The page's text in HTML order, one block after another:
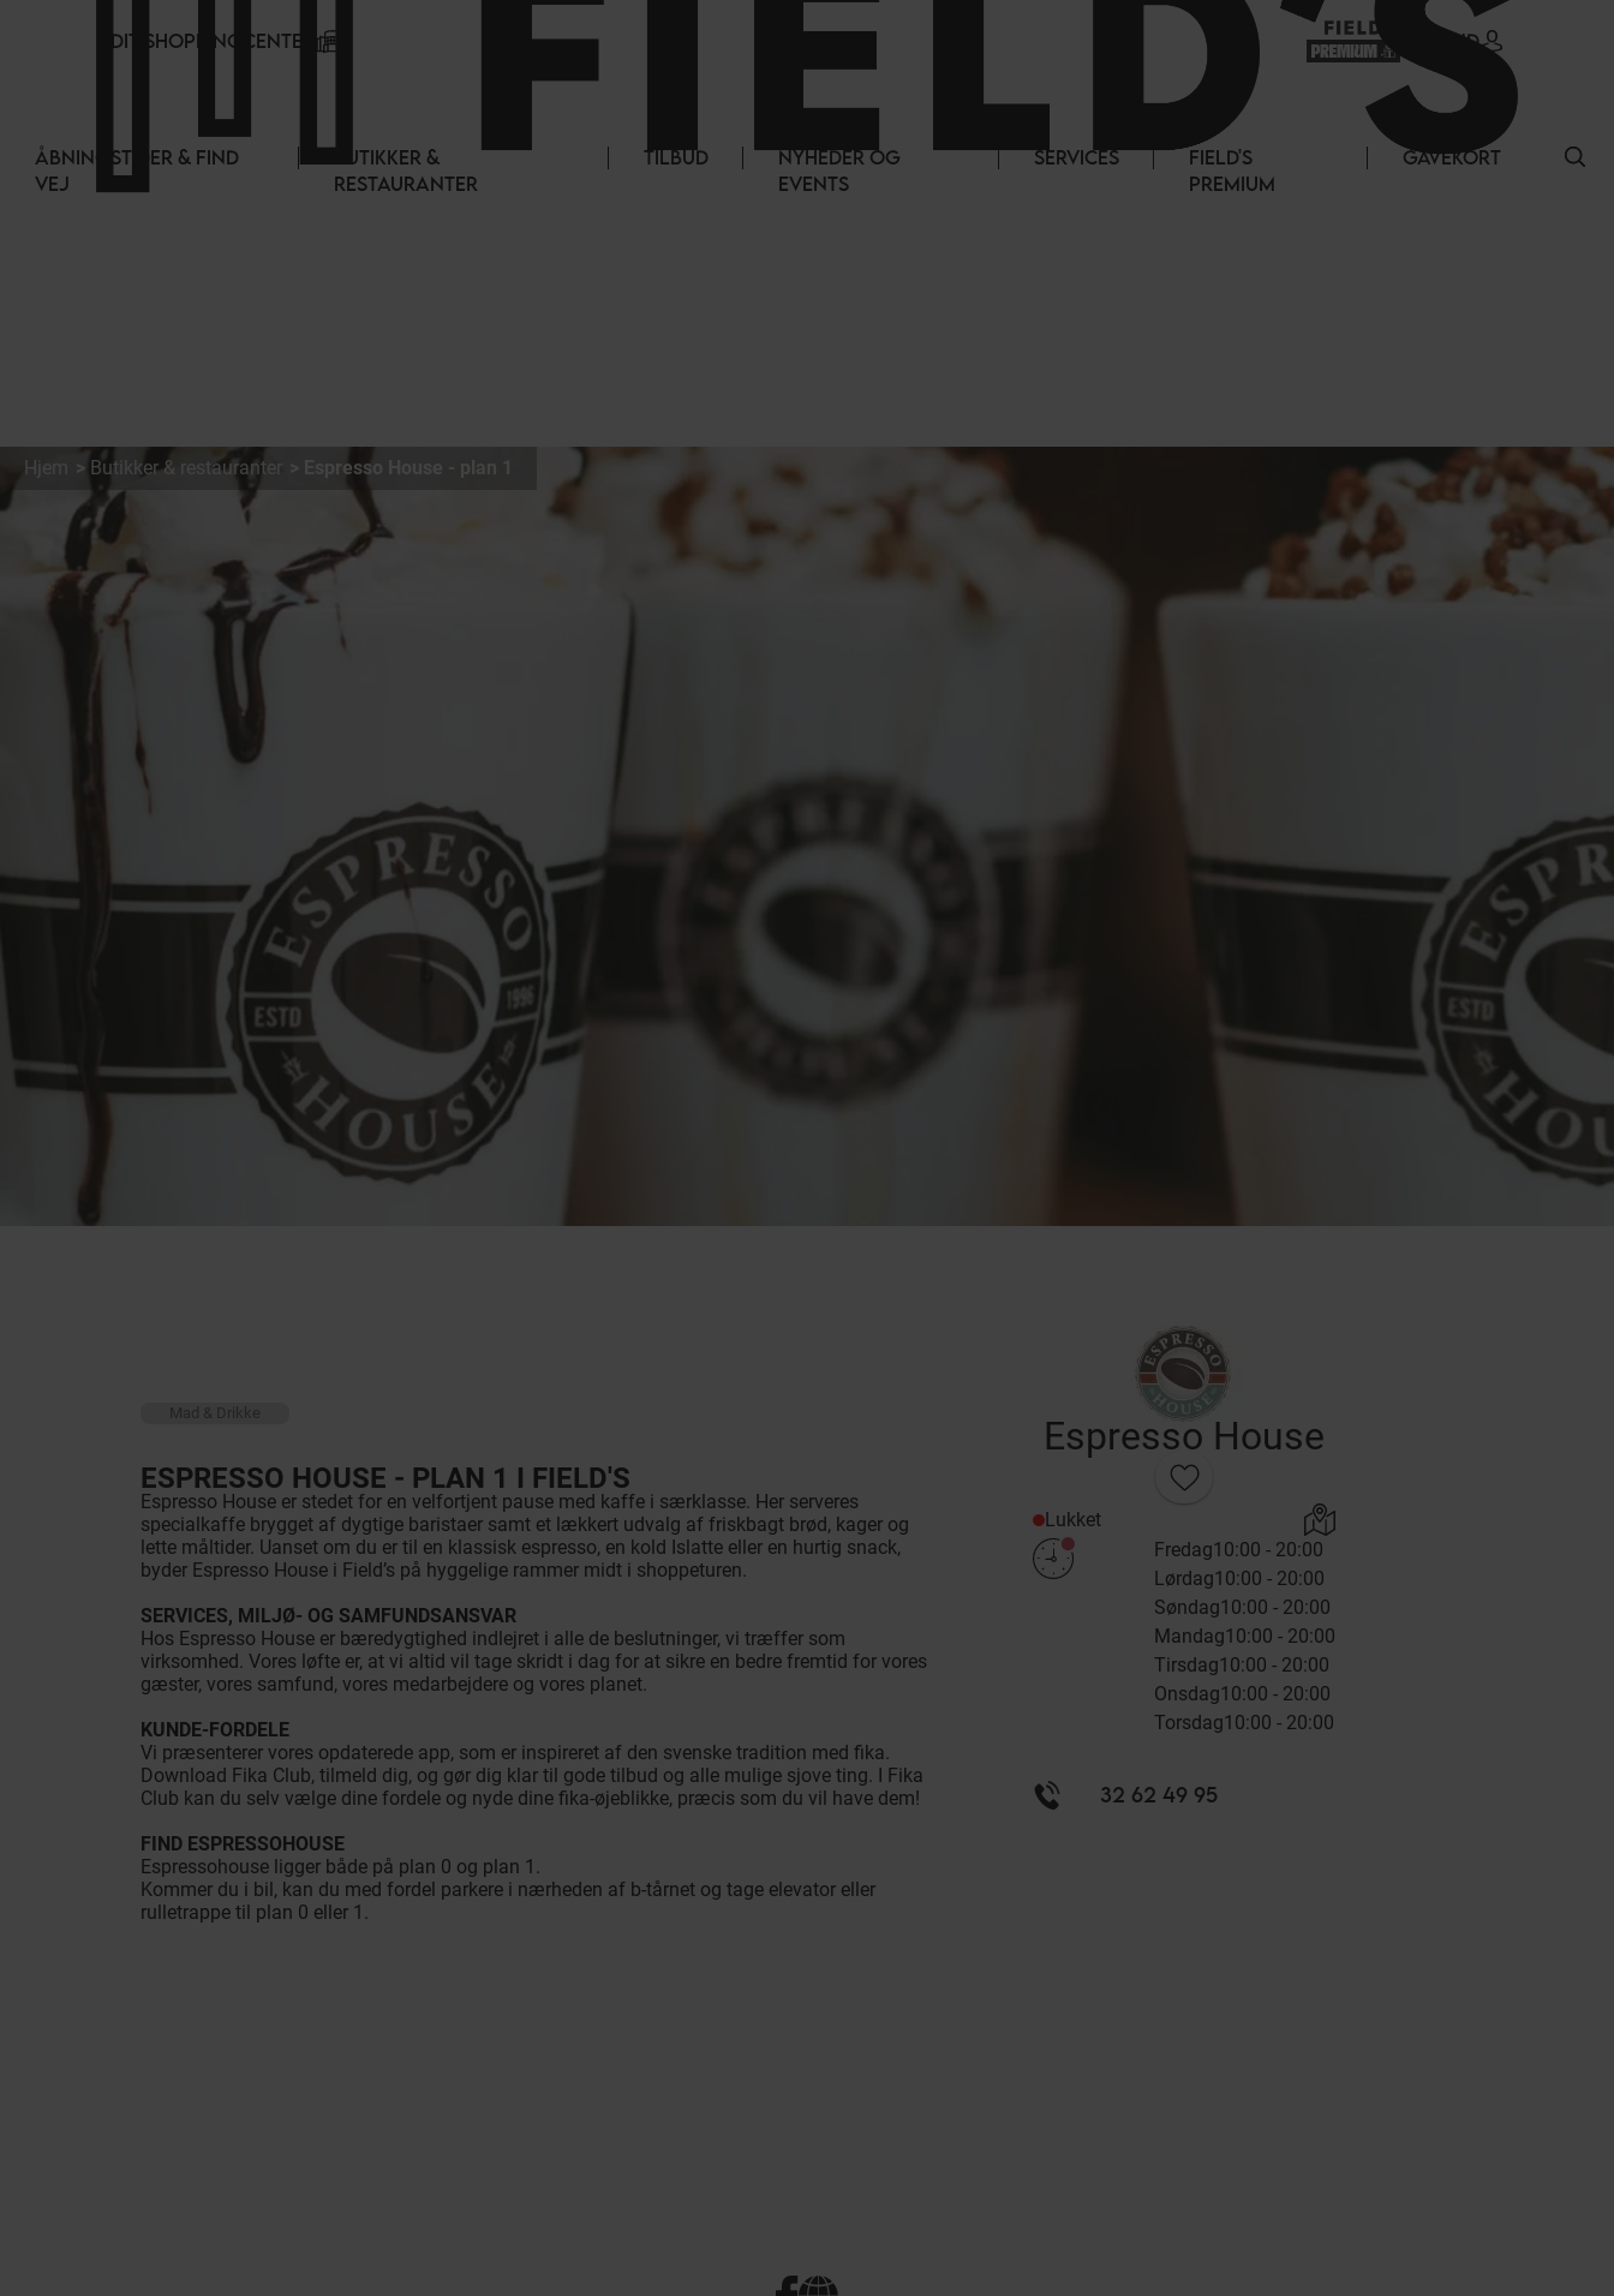
DIT SHOPPINGCENTER LOG IND
ÅBNINGSTIDER & FIND
VEJ
BUTIKKER &
RESTAURANTER
TILBUD
NYHEDER OG
EVENTS
SERVICES
FIELD'S
PREMIUM
GAVEKORT
Hjem Butikker & restauranter Espresso House - plan 1
Espresso House
Lukket
Fredag10:00 - 20:00
Lørdag10:00 - 20:00
Søndag10:00 - 20:00
Mandag10:00 - 20:00
Tirsdag10:00 - 20:00
Onsdag10:00 - 20:00
Torsdag10:00 - 20:00
32 62 49 95
Mad & Drikke
ESPRESSO HOUSE - PLAN 1 I FIELD'S
Espresso House er stedet for en velfortjent pause med kaffe i særklasse. Her serveres
specialkaffe brygget af dygtige baristaer samt et lækkert udvalg af friskbagt brød, kager og
lette måltider. Uanset om du er til en klassisk espresso, en kold Islatte eller en hurtig snack,
byder Espresso House i Field’s på hyggelige rammer midt i shoppeturen.
SERVICES, MILJØ- OG SAMFUNDSANSVAR
Hos Espresso House er bæredygtighed indlejret i alle de beslutninger, vi træffer som
virksomhed. Vores løfte er, at vi altid vil tage skridt i dag for at sikre en bedre fremtid for vores
gæster, vores samfund, vores medarbejdere og vores planet.
KUNDE-FORDELE
Vi præsenterer vores opdaterede app, som er inspireret af den svenske tradition med fika.
Download Fika Club, tilmeld dig, og gør dig klar til gode tilbud og alle mulige sjove ting. I Fika
Club kan du selv vælge dine fordele og nyde dine fika-øjeblikke, præcis som du vil have dem!
FIND ESPRESSOHOUSE
Espressohouse ligger både på plan 0 og plan 1.
Kommer du i bil, kan du med fordel parkere i nærheden af b-tårnet og tage elevator eller
rulletrappe til plan 0 eller 1.